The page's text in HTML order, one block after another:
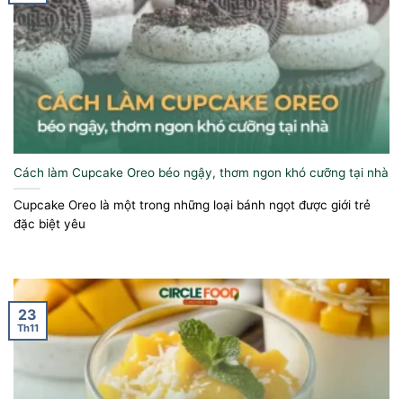
Cách làm Cupcake Oreo béo ngậy, thơm ngon khó cưỡng tại nhà
Cupcake Oreo là một trong những loại bánh ngọt được giới trẻ
đặc biệt yêu
23
Th11